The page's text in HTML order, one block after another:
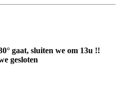
gaat, sluiten we om 13u !!
gesloten